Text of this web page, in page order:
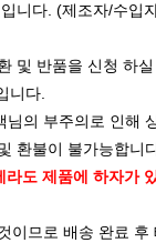
니다. (제조자/수입
및 반품을 신청 하
니다.
님의 부주의로 인해
환불이 불가능합니
도 제품에 하자가
이므로 배송 완료 후